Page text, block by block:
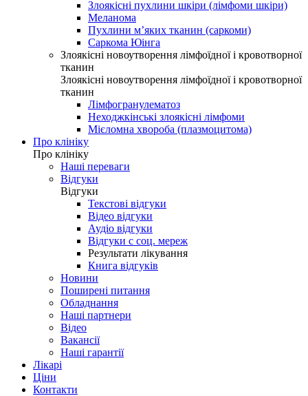
Злоякісні пухлини шкіри (лімфоми шкіри)
Меланома
Пухлини м’яких тканин (саркоми)
Саркома Юінга
Злоякісні новоутворення лімфоїдної і кровотворної
тканин
Злоякісні новоутворення лімфоїдної і кровотворної
тканин
Лімфогранулематоз
Неходжкінські злоякісні лімфоми
Мієломна хвороба (плазмоцитома)
Про клініку
Про клініку
Наші переваги
Відгуки
Відгуки
Текстові відгуки
Відео відгуки
Аудіо відгуки
Відгуки с соц. мереж
Результати лікування
Книга відгуків
Новини
Поширені питання
Обладнання
Наші партнери
Відео
Вакансії
Наші гарантії
Лікарі
Ціни
Контакти